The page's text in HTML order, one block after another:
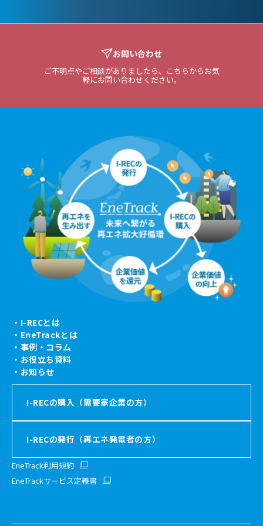
お問い合わせ
ご不明点やご相談がありましたら、こちらからお気
軽にお問い合わせください。
・I-RECとは
・EneTrackとは
・事例・コラム
・お役立ち資料
・お知らせ
I-RECの購入（需要家企業の方）
I-RECの発行（再エネ発電者の方）
EneTrack利用規約
EneTrackサービス定義書